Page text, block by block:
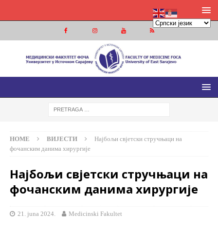
МЕДИЦИНСКИ ФАКУЛТЕТ ФОЧА
МЕДИЦИНСКИ ФАКУЛТЕТ УНИВЕРЗИТЕТА У ИСТОЧНОМ
HOME ВИЈЕСТИ
Најбољи свјетски стручњаци на
фочанским данима хирургије
Најбољи свјетски стручњаци на
фочанским данима хирургије
21. juna 2024. Medicinski Fakultet